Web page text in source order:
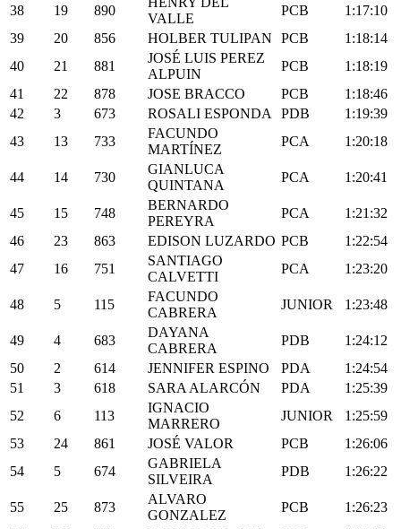
38 19 890
VALLE
PCB
1:17:10
39
20 856 HOLBER TULIPAN PCB
1:18:14
40
21 881
JOSÉ LUIS PEREZ
ALPUIN
PCB
1:18:19
41
22 878 JOSE BRACCO PCB
1:18:46
42
3 673 ROSALI ESPONDA PDB
1:19:39
43
13 733
FACUNDO
MARTÍNEZ
PCA 1:20:18
44 14 730
GIANLUCA
QUINTANA
PCA 1:20:41
45 15 748
BERNARDO
PEREYRA
PCA
1:21:32
46
23 863 EDISON LUZARDO PCB
1:22:54
47
16 751
SANTIAGO
CALVETTI
PCA 1:23:20
48 5 115
FACUNDO
CABRERA
JUNIOR 1:23:48
49 4 683
DAYANA
CABRERA
PDB
1:24:12
50
2 614 JENNIFER ESPINO PDA
1:24:54
51
3 618 SARA ALARCÓN PDA
1:25:39
52
6 113
IGNACIO
MARRERO
JUNIOR
1:25:59
53
24 861 JOSÉ VALOR PCB
1:26:06
54
5 674
GABRIELA
SILVEIRA
PDB 1:26:22
55 25 873
ALVARO
GONZALEZ
PCB
1:26:23